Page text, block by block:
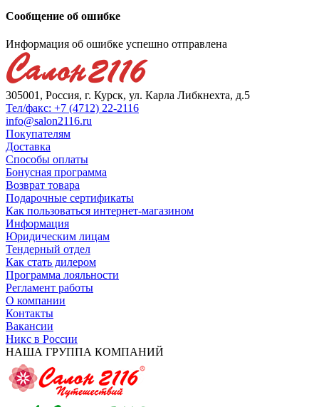
Сообщение об ошибке
Информация об ошибке успешно отправлена
305001, Россия, г. Курск, ул. Карла Либкнехта, д.5
Тел/факс: +7 (4712) 22-2116
info@salon2116.ru
Покупателям
Доставка
Способы оплаты
Бонусная программа
Возврат товара
Подарочные сертификаты
Как пользоваться интернет-магазином
Информация
Юридическим лицам
Тендерный отдел
Как стать дилером
Программа лояльности
Регламент работы
О компании
Контакты
Вакансии
Никс в России
НАША ГРУППА КОМПАНИЙ